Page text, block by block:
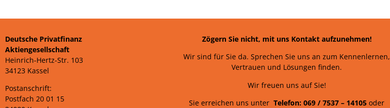
Deutsche Privatfinanz
Aktiengesellschaft
Heinrich-Hertz-Str. 103
34123 Kassel
Postanschrift:
Postfach 20 01 15
Zögern Sie nicht, mit uns Kontakt aufzunehmen!
Wir sind für Sie da. Sprechen Sie uns an zum Kennenlernen,
Vertrauen und Lösungen finden.
Wir freuen uns auf Sie!
Sie erreichen uns unter Telefon: 069 /7537– 14105oder